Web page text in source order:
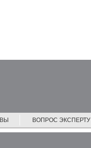
ВОПРОС ЭКСПЕРТУ